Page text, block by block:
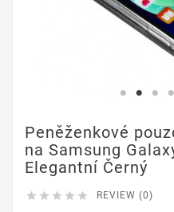
Peněženkové
na Samsung
Elegantní Černý
     REVIEW (0)